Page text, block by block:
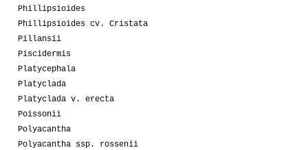
Phillipsioides
Phillipsioides cv. Cristata
Pillansii
Piscidermis
Platycephala
Platyclada
Platyclada v. erecta
Poissonii
Polyacantha
Polyacantha ssp. rossenii